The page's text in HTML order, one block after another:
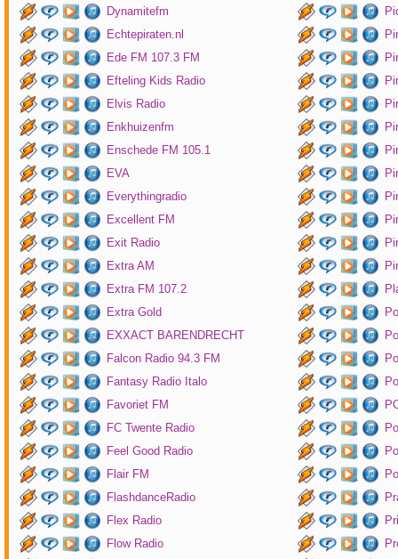
Dynamitefm
Echtepiraten.nl
Ede FM 107.3 FM
Efteling Kids Radio
Elvis Radio
Enkhuizenfm
Enschede FM 105.1
EVA
Everythingradio
Excellent FM
Exit Radio
Extra AM
Extra FM 107.2
Extra Gold
EXXACT BARENDRECHT
Falcon Radio 94.3 FM
Fantasy Radio Italo
Favoriet FM
FC Twente Radio
Feel Good Radio
Flair FM
FlashdanceRadio
Flex Radio
Flow Radio